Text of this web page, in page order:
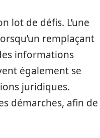
lot de défis. L’une
remplaçant
informations
également se
juridiques.
démarches, afin de